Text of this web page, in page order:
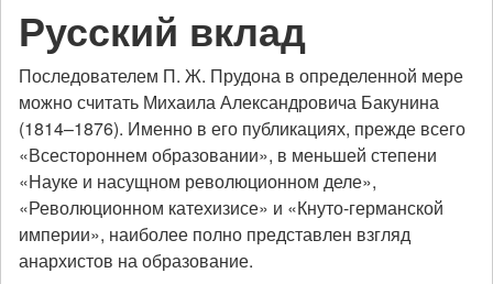
Русский вклад
Последователем П. Ж. Прудона в определенной мере
можно считать Михаила Александровича Бакунина
(1814–1876). Именно в его публикациях, прежде всего
«Всестороннем образовании», в меньшей степени
«Науке и насущном революционном деле»,
«Революционном катехизисе» и «Кнуто-германской
империи», наиболее полно представлен взгляд
анархистов на образование.